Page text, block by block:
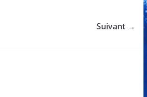
Suivant →